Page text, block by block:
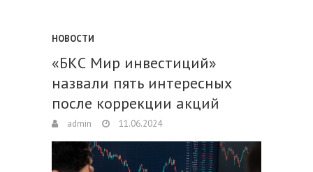
НОВОСТИ
«БКС Мир инвестиций»
назвали пять интересных
после коррекции акций
admin 11.06.2024